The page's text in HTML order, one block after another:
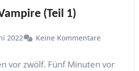
(Teil 1)
2022 Keine Kommentare
vor zwölf. Fünf Minuten vor